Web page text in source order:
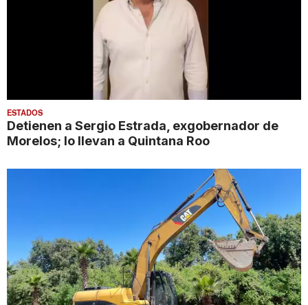
ESTADOS
Detienen a Sergio Estrada, exgobernador de
Morelos; lo llevan a Quintana Roo